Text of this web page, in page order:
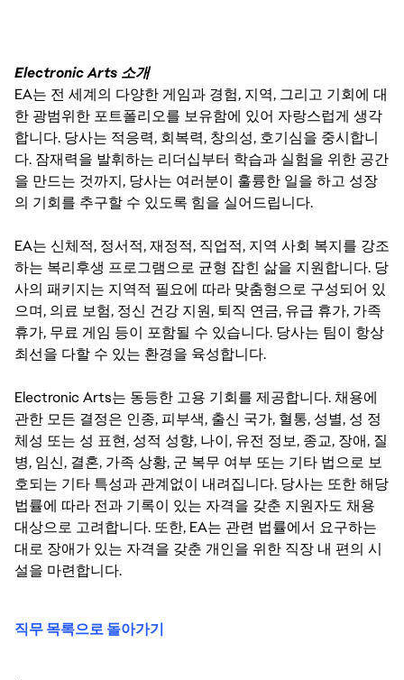
Electronic Arts 소개
EA는 전 세계의 다양한 게임과 경험, 지역, 그리고 기회에 대
한 광범위한 포트폴리오를 보유함에 있어 자랑스럽게 생각
합니다. 당사는 적응력, 회복력, 창의성, 호기심을 중시합니
다. 잠재력을 발휘하는 리더십부터 학습과 실험을 위한 공간
을 만드는 것까지, 당사는 여러분이 훌륭한 일을 하고 성장
의 기회를 추구할 수 있도록 힘을 실어드립니다.
EA는 신체적, 정서적, 재정적, 직업적, 지역 사회 복지를 강조
하는 복리후생 프로그램으로 균형 잡힌 삶을 지원합니다. 당
사의 패키지는 지역적 필요에 따라 맞춤형으로 구성되어 있
으며, 의료 보험, 정신 건강 지원, 퇴직 연금, 유급 휴가, 가족
휴가, 무료 게임 등이 포함될 수 있습니다. 당사는 팀이 항상
최선을 다할 수 있는 환경을 육성합니다.
Electronic Arts는 동등한 고용 기회를 제공합니다. 채용에
관한 모든 결정은 인종, 피부색, 출신 국가, 혈통, 성별, 성 정
체성 또는 성 표현, 성적 성향, 나이, 유전 정보, 종교, 장애, 질
병, 임신, 결혼, 가족 상황, 군 복무 여부 또는 기타 법으로 보
호되는 기타 특성과 관계없이 내려집니다. 당사는 또한 해당
법률에 따라 전과 기록이 있는 자격을 갖춘 지원자도 채용
대상으로 고려합니다. 또한, EA는 관련 법률에서 요구하는
대로 장애가 있는 자격을 갖춘 개인을 위한 직장 내 편의 시
설을 마련합니다.
직무 목록으로 돌아가기